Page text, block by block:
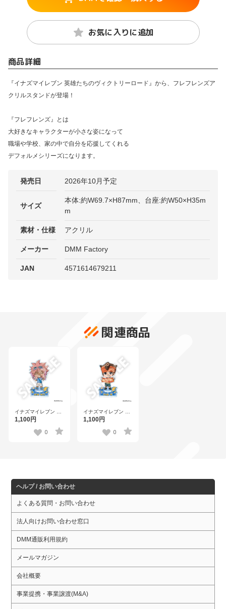
お気に入りに追加
商品詳細
『イナズマイレブン 英雄たちのヴィクトリーロード』から、フレフレンズア
クリルスタンドが登場！
『フレフレンズ』とは
大好きなキャラクターが小さな姿になって
職場や学校、家の中で自分を応援してくれる
デフォルメシリーズになります。
発売日 2026年10月予定
サイズ
本体:約W69.7×H87mm、台座:約W50×H35m
m
素材・仕様 アクリル
メーカー DMM Factory
JAN 4571614679211
関連商品
イナズマイレブン 英
雄たちのヴィクトリ
ズアクリルスタンド
1,100円
0
イナズマイレブン 英
雄たちのヴィクトリ
ズアクリルスタンド
1,100円
0
ヘルプ / お問い合わせ
よくある質問・お問い合わせ
法人向けお問い合わせ窓口
DMM通販利用規約
メールマガジン
会社概要
事業提携・事業譲渡(M&A)